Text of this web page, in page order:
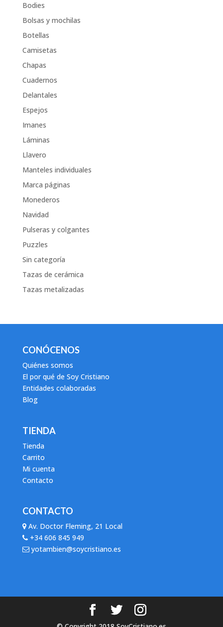
Bodies
Bolsas y mochilas
Botellas
Camisetas
Chapas
Cuadernos
Delantales
Espejos
Imanes
Láminas
Llavero
Manteles individuales
Marca páginas
Monederos
Navidad
Pulseras y colgantes
Puzzles
Sin categoría
Tazas de cerámica
Tazas metalizadas
CONÓCENOS
Quiénes somos
El por qué de Soy Cristiano
Entidades colaboradas
Blog
TIENDA
Tienda
Carrito
Mi cuenta
Contacto
CONTACTO
Av. Doctor Fleming, 21 Local
+34 606 845 949
yotambien@soycristiano.es